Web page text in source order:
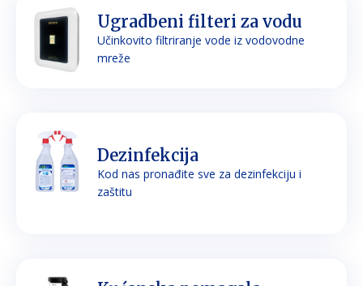
Ugradbeni filteri za vodu
Učinkovito filtriranje vode iz vodovodne
mreže
Dezinfekcija
Kod nas pronađite sve za dezinfekciju i
zaštitu